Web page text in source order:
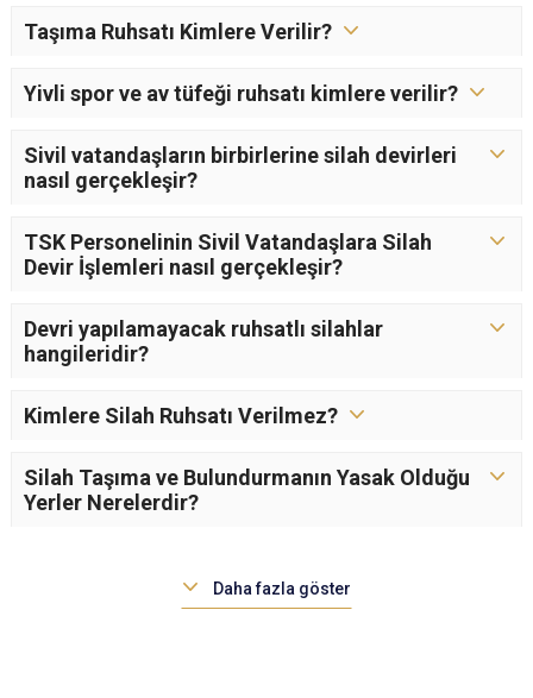
Taşıma Ruhsatı Kimlere Verilir?
Yivli spor ve av tüfeği ruhsatı kimlere verilir?
Sivil vatandaşların birbirlerine silah devirleri
nasıl gerçekleşir?
TSK Personelinin Sivil Vatandaşlara Silah
Devir İşlemleri nasıl gerçekleşir?
Devri yapılamayacak ruhsatlı silahlar
hangileridir?
Kimlere Silah Ruhsatı Verilmez?
Silah Taşıma ve Bulundurmanın Yasak Olduğu
Yerler Nerelerdir?
Daha fazla göster